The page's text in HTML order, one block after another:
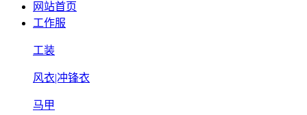
网站首页
工作服
工装
风衣|冲锋衣
马甲